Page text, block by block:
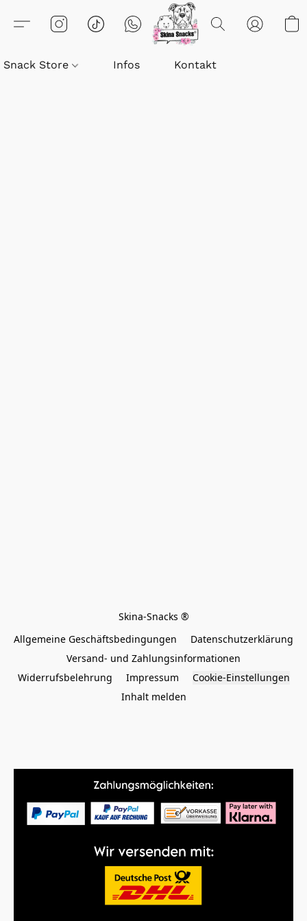
Snack Store Infos Kontakt
Allgemeine Geschäftsbedingungen
Datenschutzerklärung
Versand- und Zahlungsinformationen
Widerrufsbelehrung
Impressum
Cookie-Einstellungen
Inhalt melden